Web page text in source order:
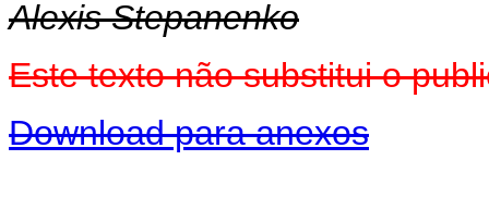
Alexis Stepanenko
Este texto não substitui o
Download para anexos